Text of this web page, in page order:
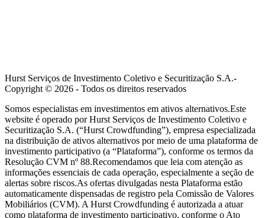
Hurst Serviços de Investimento Coletivo e Securitização S.A.-
Copyright © 2026 - Todos os direitos reservados
Somos especialistas em investimentos em ativos alternativos.Este
website é operado por Hurst Serviços de Investimento Coletivo e
Securitização S.A. (“Hurst Crowdfunding”), empresa especializada
na distribuição de ativos alternativos por meio de uma plataforma de
investimento participativo (a “Plataforma”), conforme os termos da
Resolução CVM nº 88.Recomendamos que leia com atenção as
informações essenciais de cada operação, especialmente a seção de
alertas sobre riscos.As ofertas divulgadas nesta Plataforma estão
automaticamente dispensadas de registro pela Comissão de Valores
Mobiliários (CVM). A Hurst Crowdfunding é autorizada a atuar
como plataforma de investimento participativo, conforme o Ato